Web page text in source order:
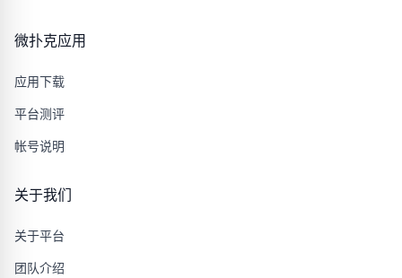
微扑克应用
应用下载
平台测评
帐号说明
关于我们
关于平台
团队介绍